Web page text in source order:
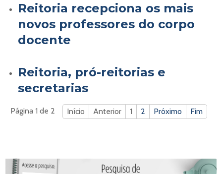
Reitoria recepciona os mais
novos professores do corpo
docente
Reitoria, pró-reitorias e
secretarias
Página 1 de 2 Início Anterior 1 2 Próximo Fim